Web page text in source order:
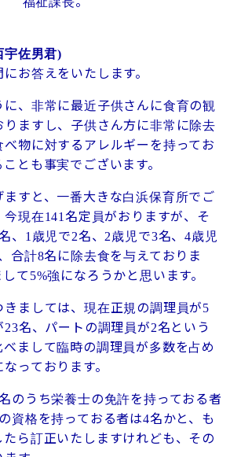
宇佐男君)
お答えをいたします。
、非常に最近子供さんに食育の観
ますし、子供さん方に非常に除去
物に対するアレルギーを持ってお
とも事実でございます。
すと、一番大きな白浜保育所でご
今現在141 名定員がおりますが、そ
名、 1 歳児で2名、2歳児で3名、4歳児
合計8名に除去食を与えておりま
て 5%強になろうかと思います。
ましては、現在正規の調理員が5
23名、パートの調理員が2名という
まして臨時の調理員が多数を占め
っております。
名のうち栄養士の免許を持っておる者
資格を持っておる者は4名かと、も
ら訂正いたしますけれども、その